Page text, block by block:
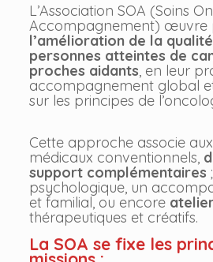
L’Association SOA (Soins
Accompagnement) œuvre
l’amélioration de la
personnes atteintes de
proches aidants , en leur
accompagnement global
sur les principes de
Cette approche associe
médicaux conventionnels,
support complémentaires
psychologique, un
et familial, ou encore
thérapeutiques et créatifs.
La SOA se fixe les